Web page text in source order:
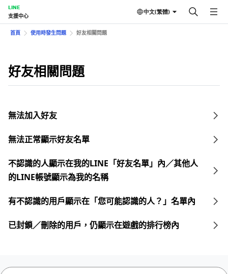
LINE
支援中心
中文(繁體)
首頁 使用時發生問題 好友相關問題
好友相關問題
無法加入好友
無法正常顯示好友名單
不認識的人顯示在我的LINE「好友名單」內／其他人
的LINE帳號顯示為我的名稱
有不認識的用戶顯示在「您可能認識的人？」名單內
已封鎖／刪除的用戶，仍顯示在遊戲的排行榜內